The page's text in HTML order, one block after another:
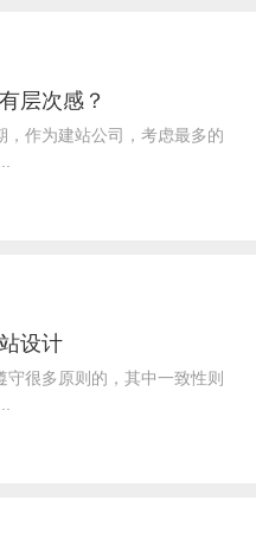
层次感？
作为建站公司，考虑最多的
设计
很多原则的，其中一致性则